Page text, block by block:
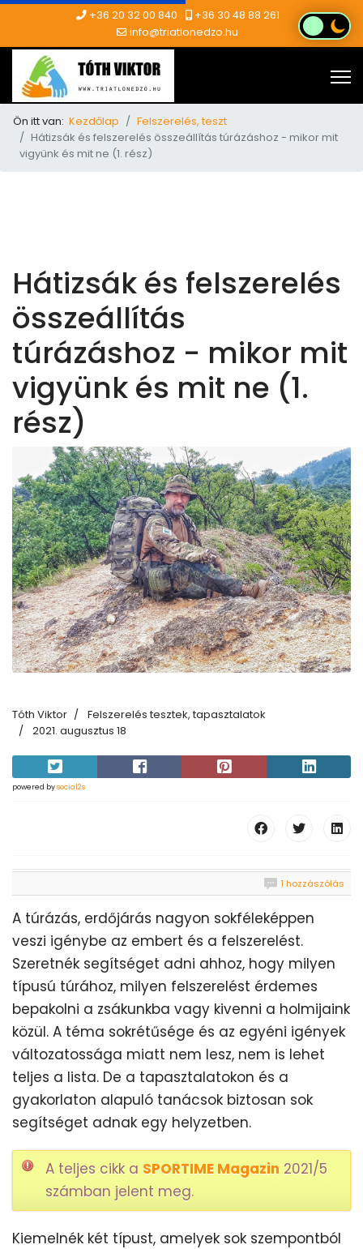
+36 20 32 00 840
+36 30 48 88 261
info@triatlonedzo.hu
Ön itt van: Kezdőlap
Felszerelés, teszt
Hátizsák és felszerelés összeállítás túrázáshoz - mikor mit
vigyünk és mit ne (1. rész)
Hátizsák és felszerelés
összeállítás
túrázáshoz - mikor mit
vigyünk és mit ne (1.
rész)
Tóth Viktor
Felszerelés tesztek, tapasztalatok
2021. augusztus 18
powered bysocial2s
1 hozzászólás
A túrázás, erdőjárás nagyon sokféleképpen
veszi igénybe az embert és a felszerelést.
Szeretnék segítséget adni ahhoz, hogy milyen
típusú túrához, milyen felszerelést érdemes
bepakolni a zsákunkba vagy kivenni a holmijaink
közül. A téma sokrétűsége és az egyéni igények
változatossága miatt nem lesz, nem is lehet
teljes a lista. De a tapasztalatokon és a
gyakorlaton alapuló tanácsok biztosan sok
segítséget adnak egy helyzetben.
A teljes cikk a SPORTIME Magazin 2021/5
számban jelent meg.
Kiemelnék két típust, amelyek sok szempontból